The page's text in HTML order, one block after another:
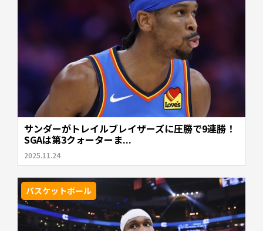
サンダーがトレイルブレイザーズに圧勝で9連勝！
SGAは第3クォーターま...
2025.11.24
バスケットボール